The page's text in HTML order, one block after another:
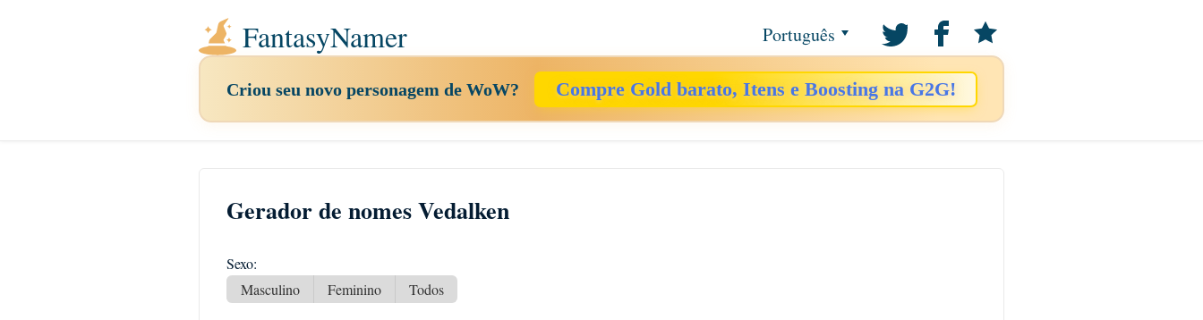
FantasyNamer Português
Criou seu novo personagem de WoW? Compre Gold barato, Itens e Boosting na G2G!
Gerador de nomes Vedalken
Sexo:
Masculino
Feminino Todos